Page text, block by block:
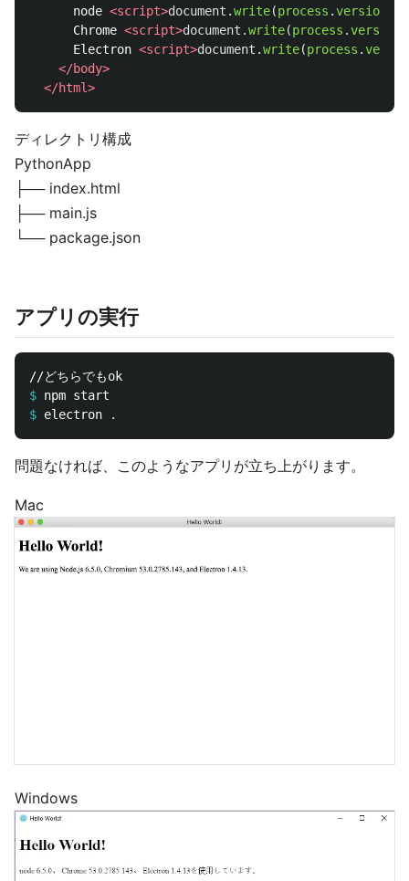
      node
<script>document .write(process .versions
      Chrome
<script>document .write(process .versions
      Electron
<script>document .write(process .
</body>
</html>
ディレクトリ構成
PythonApp
├── index.html
├── main.js
└── package.json
アプリの実行
$
$ electron .
問題なければ、このようなアプリが立ち上がります。
Mac
Windows